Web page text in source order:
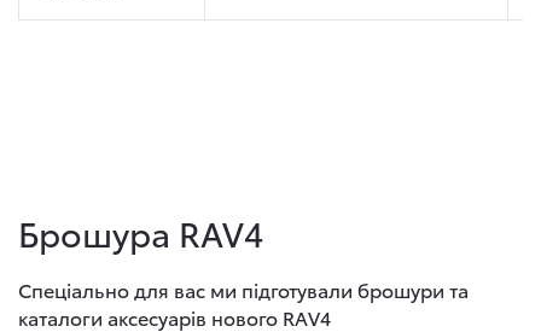
Брошура RAV4
Спеціально для вас ми підготували брошури та
каталоги аксесуарів нового RAV4